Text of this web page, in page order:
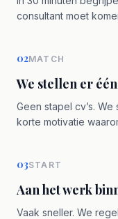
consultant moet
02MATCH
We stellen er
Geen stapel cv’s.
korte motivatie
03START
Aan het werk
Vaak sneller. We